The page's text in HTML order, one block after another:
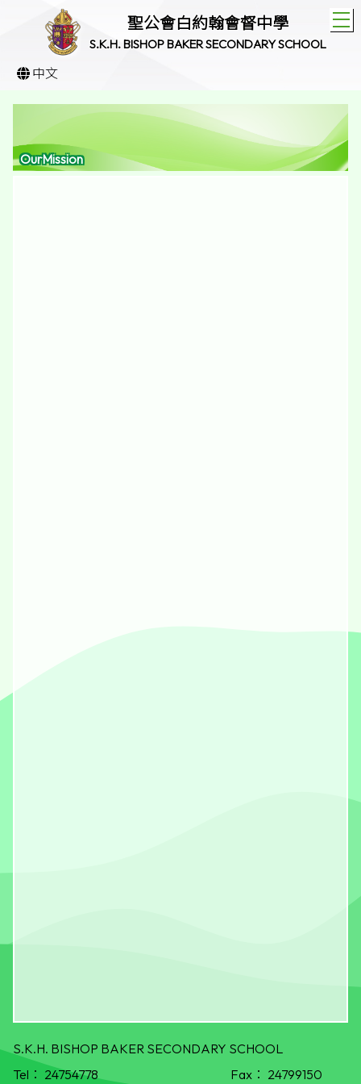
聖公會白約翰會督中學
S.K.H. BISHOP BAKER SECONDARY SCHOOL
中文
OurMission
S.K.H. BISHOP BAKER SECONDARY SCHOOL
Tel： 24754778 Fax： 24799150